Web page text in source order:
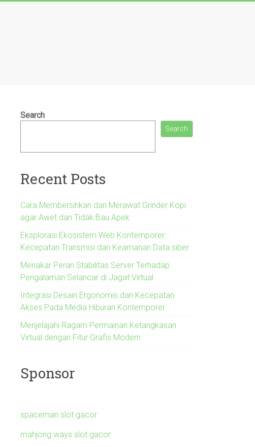
Search
Search
Recent Posts
Cara Membersihkan dan Merawat Grinder Kopi
agar Awet dan Tidak Bau Apek
Eksplorasi Ekosistem Web Kontemporer:
Kecepatan Transmisi dan Keamanan Data siber
Menakar Peran Stabilitas Server Terhadap
Pengalaman Selancar di Jagat Virtual
Integrasi Desain Ergonomis dan Kecepatan
Akses Pada Media Hiburan Kontemporer
Menjelajahi Ragam Permainan Ketangkasan
Virtual dengan Fitur Grafis Modern
Sponsor
spaceman slot gacor
mahjong ways slot gacor